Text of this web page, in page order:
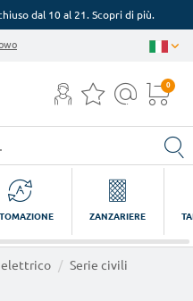
dal 10 al 21. Scopri di più.
0
ZANZARIERE
elettrico
Serie civili